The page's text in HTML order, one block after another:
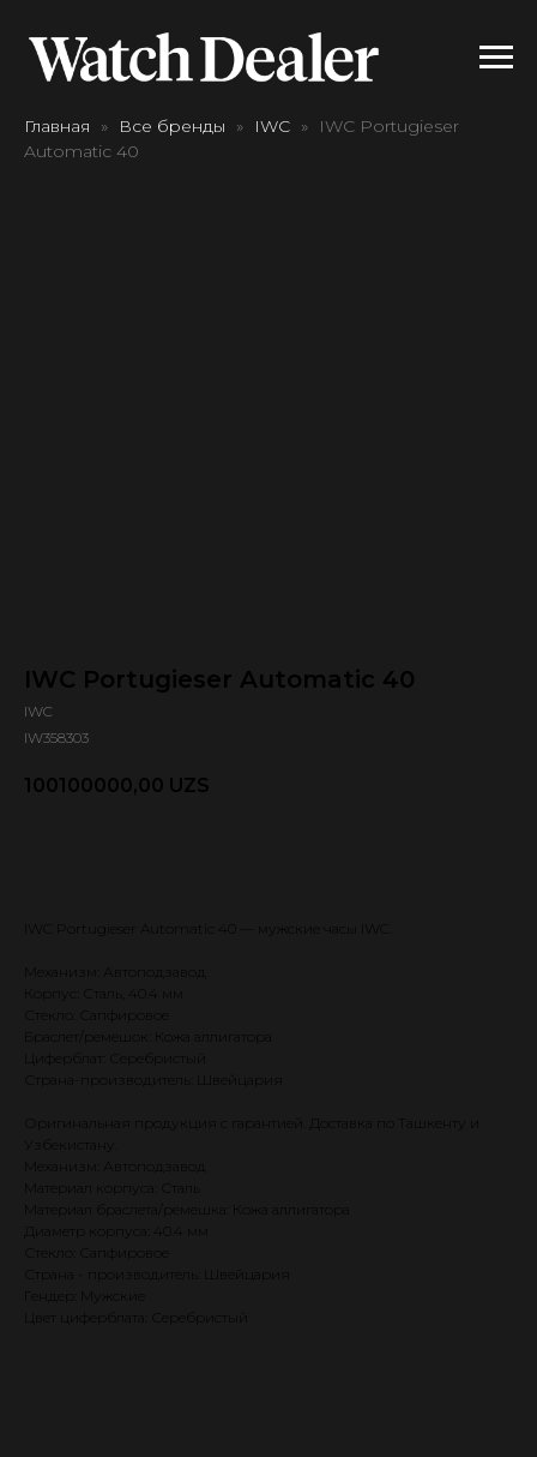
Главная Все бренды IWC
IWC Portugieser
Automatic 40
IWC Portugieser Automatic 40
IWC
IW358303
100100000,00 UZS
IWC Portugieser Automatic 40 — мужские часы IWC.
Корпус: Сталь, 40.4 мм
Стекло: Сапфировое
Браслет/ремешок: Кожа аллигатора
Циферблат: Серебристый
Оригинальная продукция с гарантией. Доставка по Ташкенту и
Узбекистану.
Материал корпуса: Сталь
Материал браслета/ремешка: Кожа аллигатора
Диаметр корпуса: 40.4 мм
Стекло: Сапфировое
Гендер: Мужские
Цвет циферблата: Серебристый